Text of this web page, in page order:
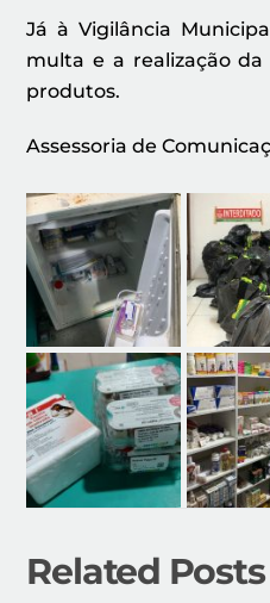
Já à Vigilância
multa e a realização
produtos.
Assessoria de
Related Posts